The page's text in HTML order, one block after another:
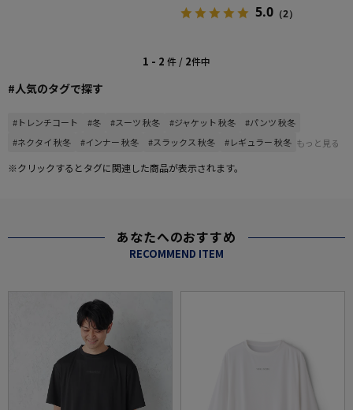
5.0 （2）
1 - 2 件 / 2件中
#人気のタグで探す
#トレンチコート #冬 #スーツ 秋冬 #ジャケット 秋冬
#パンツ 秋冬
#ネクタイ 秋冬
#インナー 秋冬 #スラックス 秋冬 #レギュラー 秋冬 もっと見る
※クリックするとタグに関連した商品が表示されます。
あなたへのおすすめ
RECOMMEND ITEM